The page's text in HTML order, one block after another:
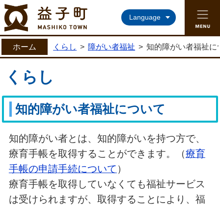
益子町ホームページ
Language
ホーム くらし > 障がい者福祉 > 知的障がい者福祉に
くらし
知的障がい者福祉について
知的障がい者とは、知的障がいを持つ方で、
療育手帳を取得することができます。（療育
手帳の申請手続について ）
療育手帳を取得していなくても福祉サービス
は受けられますが、取得することにより、福